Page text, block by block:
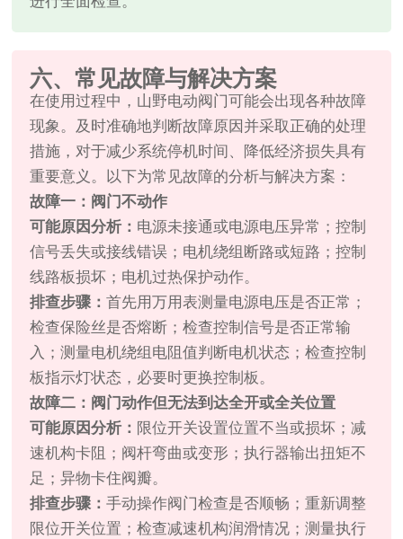
六、常见故障与解决方案
在使用过程中，山野电动阀门可能会出现各种故障
现象。及时准确地判断故障原因并采取正确的处理
措施，对于减少系统停机时间、降低经济损失具有
重要意义。以下为常见故障的分析与解决方案：
故障一：阀门不动作
可能原因分析： 电源未接通或电源电压异常；控制
信号丢失或接线错误；电机绕组断路或短路；控制
线路板损坏；电机过热保护动作。
排查步骤：首先用万用表测量电源电压是否正常；
检查保险丝是否熔断；检查控制信号是否正常输
入；测量电机绕组电阻值判断电机状态；检查控制
板指示灯状态，必要时更换控制板。
故障二：阀门动作但无法到达全开或全关位置
可能原因分析： 限位开关设置位置不当或损坏；减
速机构卡阻；阀杆弯曲或变形；执行器输出扭矩不
足；异物卡住阀瓣。
排查步骤：手动操作阀门检查是否顺畅；重新调整
限位开关位置；检查减速机构润滑情况；测量执行